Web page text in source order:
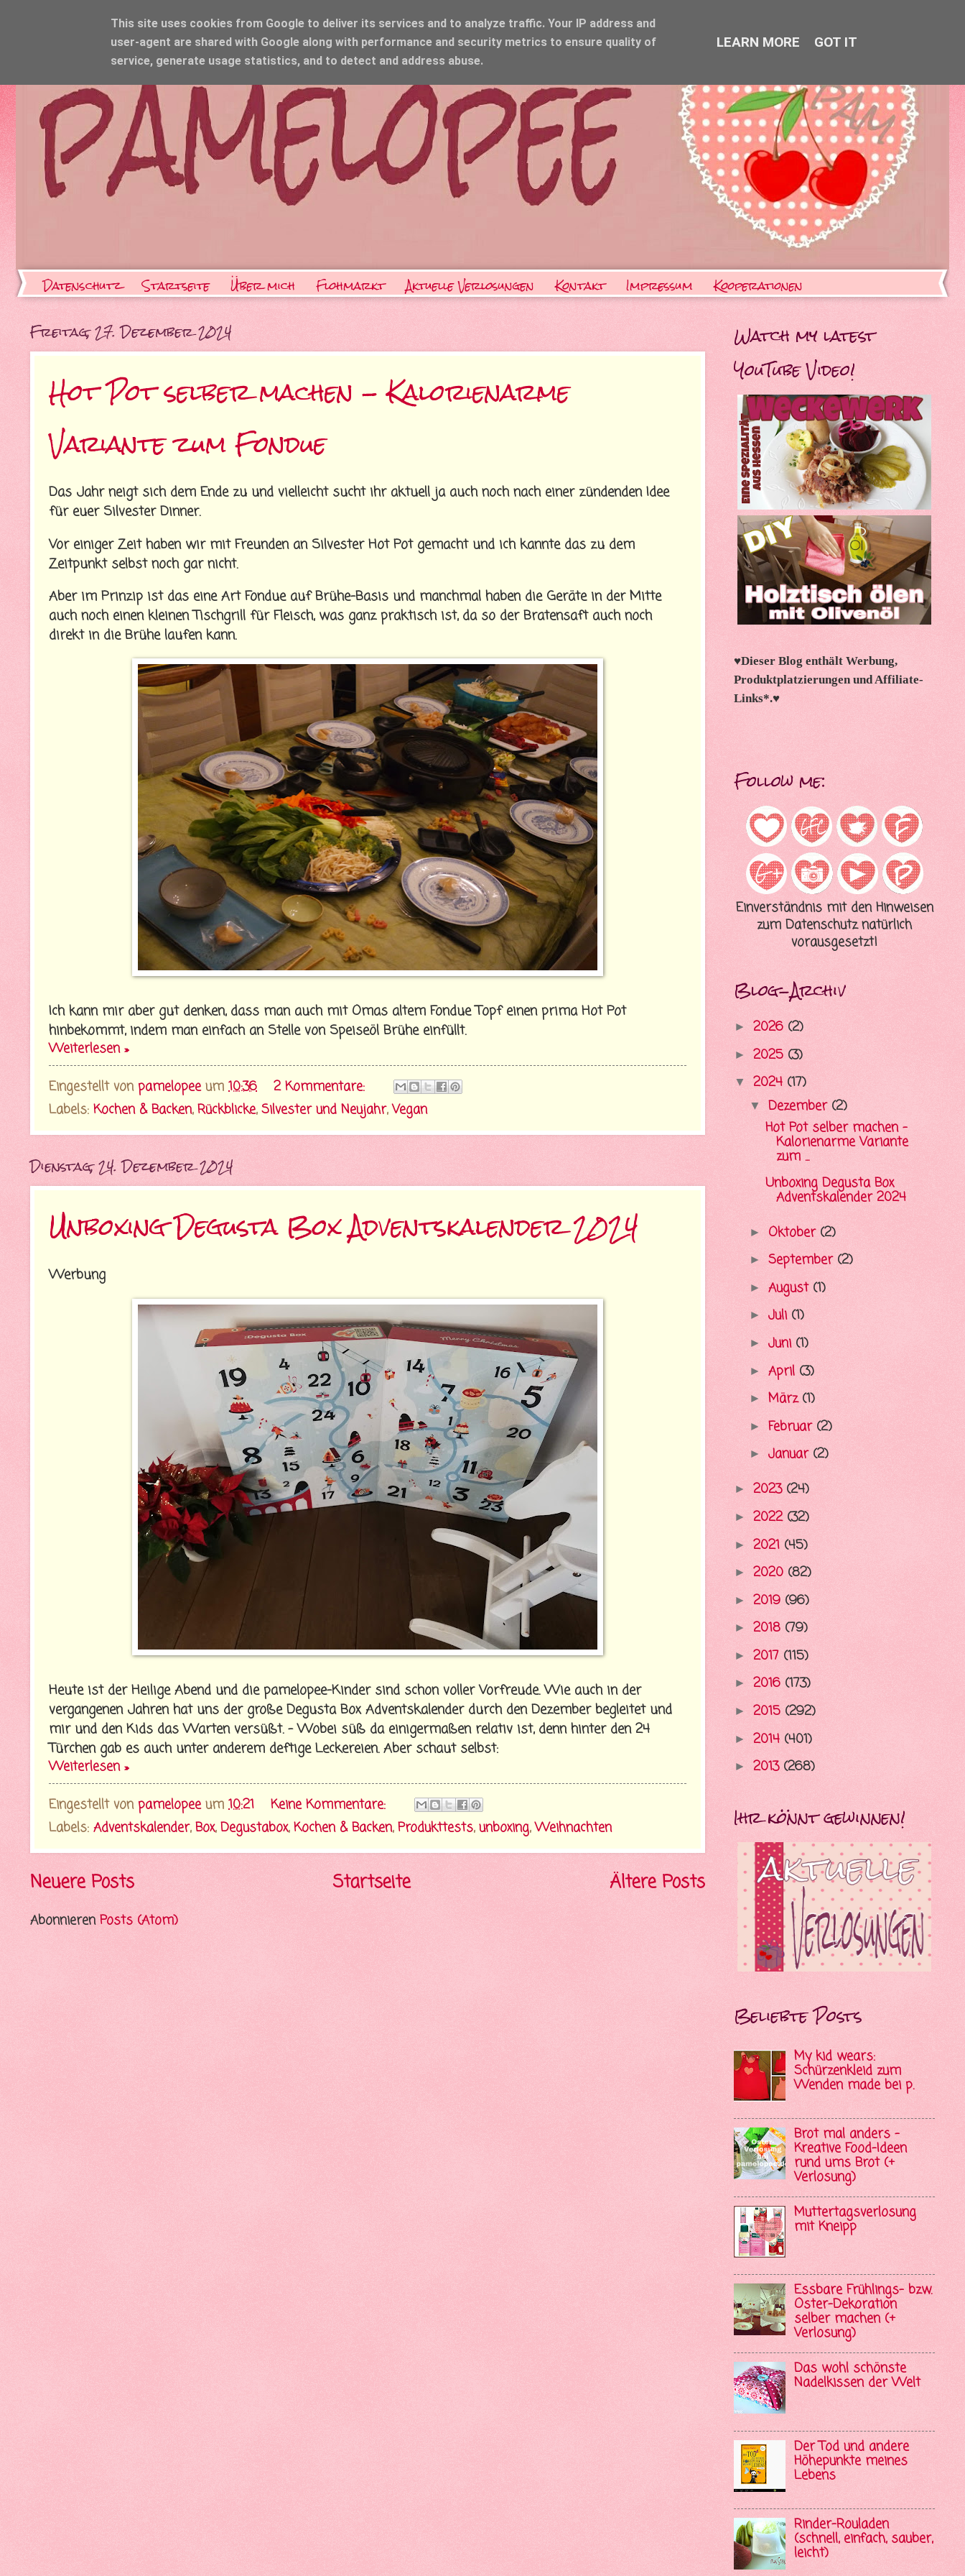
Datenschutz Startseite Über mich Flohmarkt Aktuelle Verlosungen Kontakt Impressum Kooperationen
Freitag, 27. Dezember 2024
Hot Pot selber machen - Kalorienarme
Variante zum Fondue
Das Jahr neigt sich dem Ende zu und vielleicht sucht ihr aktuell ja auch noch nach einer zündenden Idee
für euer Silvester Dinner.
Vor einiger Zeit haben wir mit Freunden an Silvester Hot Pot gemacht und ich kannte das zu dem
Zeitpunkt selbst noch gar nicht.
Aber im Prinzip ist das eine Art Fondue auf Brühe-Basis und manchmal haben die Geräte in der Mitte
auch noch einen kleinen Tischgrill für Fleisch, was ganz praktisch ist, da so der Bratensaft auch noch
direkt in die Brühe laufen kann.
Ich kann mir aber gut denken, dass man auch mit Omas altem Fondue Topf einen prima Hot Pot
hinbekommt, indem man einfach an Stelle von Speiseöl Brühe einfüllt.
Weiterlesen »
Eingestellt von pamelopee um 10:36
2 Kommentare:
Labels: Kochen & Backen,Rückblicke,Silvester und Neujahr,Vegan
Dienstag, 24. Dezember 2024
Unboxing Degusta Box Adventskalender 2024
Werbung
Heute ist der Heilige Abend und die pamelopee-Kinder sind schon voller Vorfreude. Wie auch in der
vergangenen Jahren hat uns der große Degusta Box Adventskalender durch den Dezember begleitet und
mir und den Kids das Warten versüßt. - Wobei süß da einigermaßen relativ ist, denn hinter den 24
Türchen gab es auch unter anderem deftige Leckereien. Aber schaut selbst:
Weiterlesen »
Eingestellt von pamelopee um 10:21
Keine Kommentare:
Labels: Adventskalender,Box,Degustabox,Kochen & Backen,Produkttests,unboxing,Weihnachten
Neuere Posts Ältere Posts
Startseite
AbonnierenPosts (Atom)
Watch my latest
YouTube Video!
♥Dieser Blog enthält Werbung,
Produktplatzierungen und Affiliate-
Links*.♥
Follow me:
Einverständnis mit den Hinweisen
zum Datenschutz natürlich
vorausgesetzt!
Blog-Archiv
► 2026 (2)
► 2025 (3)
▼ 2024 (17)
▼ Dezember (2)
Hot Pot selber machen -
Kalorienarme Variante
zum ...
Unboxing Degusta Box
Adventskalender 2024
► Oktober (2)
► September (2)
► August (1)
► Juli (1)
► Juni (1)
► April (3)
► März(1)
► Februar (2)
► Januar (2)
► 2023 (24)
► 2022 (32)
► 2021 (45)
► 2020 (82)
► 2019 (96)
► 2018 (79)
► 2017 (115)
► 2016 (173)
► 2015 (292)
► 2014 (401)
► 2013 (268)
Ihr könnt gewinnen!
Beliebte Posts
My kid wears:
Schürzenkleid zum
Wenden made bei p.
Brot mal anders -
Kreative Food-Ideen
rund ums Brot (+
Verlosung)
Muttertagsverlosung
mit Kneipp
Essbare Frühlings- bzw.
Oster-Dekoration
selber machen (+
Verlosung)
Das wohl schönste
Nadelkissen der Welt
Der Tod und andere
Höhepunkte meines
Lebens
Rinder-Rouladen
(schnell, einfach, sauber,
leicht)
This site uses cookies from Google to deliver its services and to analyze traffic. Your IP address and
user-agent are shared with Google along with performance and security metrics to ensure quality of
service, generate usage statistics, and to detect and address abuse.
LEARN MORE GOT IT